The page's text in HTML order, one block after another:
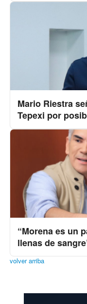
Mario Riestra
Tepexi por
“Morena es un
llenas de
volver arriba